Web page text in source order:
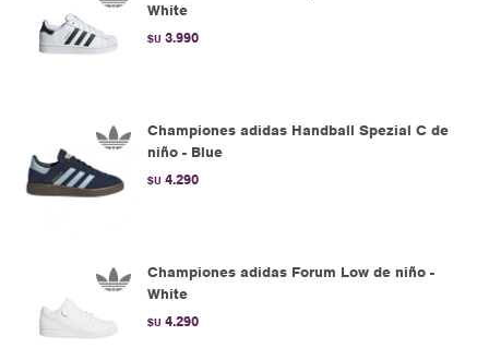
White
$U 3.990
Championes adidas Handball Spezial C de
niño - Blue
$U 4.290
Championes adidas Forum Low de niño -
White
$U 4.290